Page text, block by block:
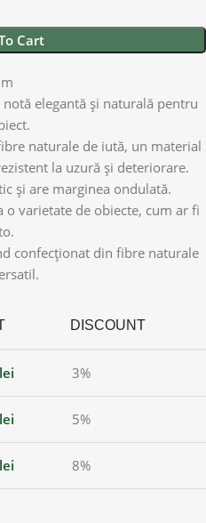
Cart
elegantă și naturală pentru
naturale de iută, un material
la uzură și deteriorare.
și are marginea ondulată.
varietate de obiecte, cum ar fi
confecționat din fibre naturale
DISCOUNT
lei 3%
lei 5%
lei 8%